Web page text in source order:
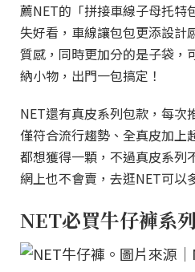
薦NET的「拼接車線子母托特
失好看，車線讓包包更添設計
質感，同時更加分的是子袋，
納小物，出門一包搞定！
NET還有真皮系列包款，每次
僅符合流行趨勢、全真皮加上
都想獲得一顆，不過真皮系列
網上也不會賣，去逛NET可以
NET必買牛仔褲系